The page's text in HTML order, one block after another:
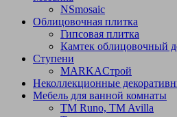
NSmosaic
Облицовочная плитка
Гипсовая плитка
Камтек облицовочный
Ступени
МARKAСтрой
Неколлекционные
Мебель для ванной комнаты
TM Runo, TM Avilla